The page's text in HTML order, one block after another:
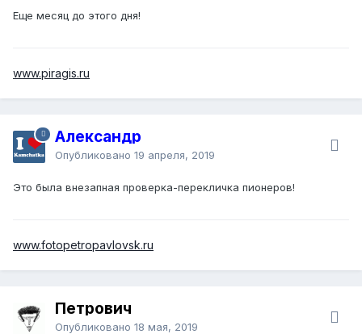
Еще месяц до этого дня!
www.piragis.ru
Александр
Опубликовано 19 апреля, 2019
Это была внезапная проверка-перекличка пионеров!
www.fotopetropavlovsk.ru
Петрович
Опубликовано 18 мая, 2019